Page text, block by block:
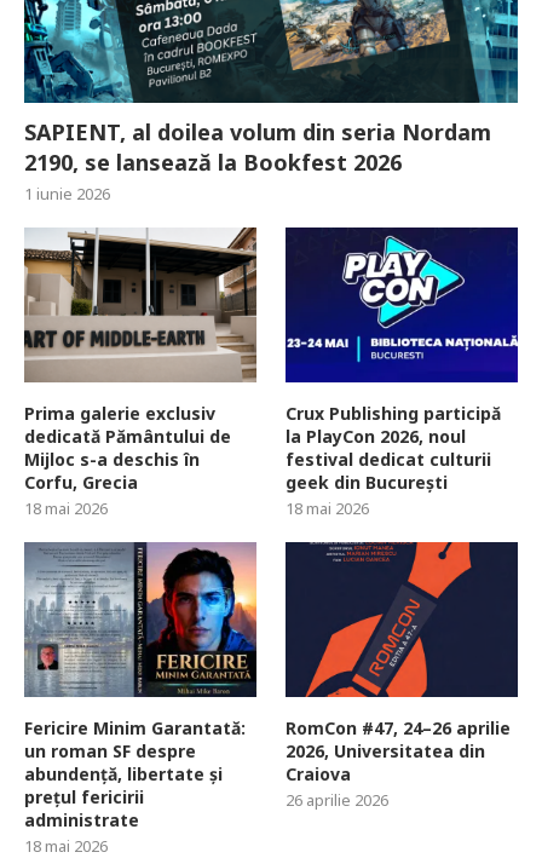
SAPIENT, al doilea volum din seria Nordam
2190, se lansează la Bookfest 2026
1 iunie 2026
Prima galerie exclusiv
dedicată Pământului de
Mijloc s-a deschis în
Corfu, Grecia
18 mai 2026
Crux Publishing participă
la PlayCon 2026, noul
festival dedicat culturii
geek din București
18 mai 2026
Fericire Minim Garantată:
un roman SF despre
abundență, libertate și
prețul fericirii
administrate
18 mai 2026
RomCon #47, 24–26 aprilie
2026, Universitatea din
Craiova
26 aprilie 2026